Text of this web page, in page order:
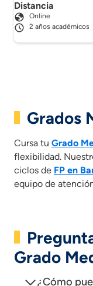
Distancia
Online
2 años académicos
Grados
Cursa tu Grado
flexibilidad.
ciclos de FP en
equipo de
Grado
¿Cómo